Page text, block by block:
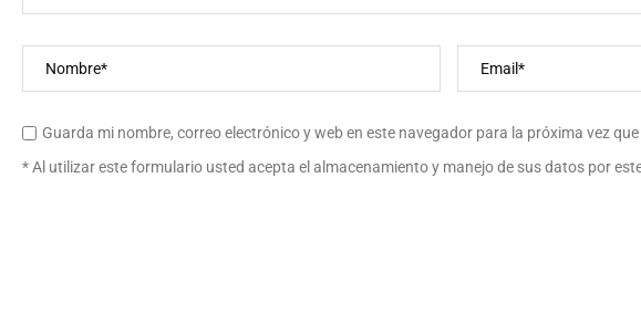
Guarda mi nombre, correo electrónico y web en este navegador para la próxima vez
* Al utilizar este formulario usted acepta el almacenamiento y manejo de sus datos por